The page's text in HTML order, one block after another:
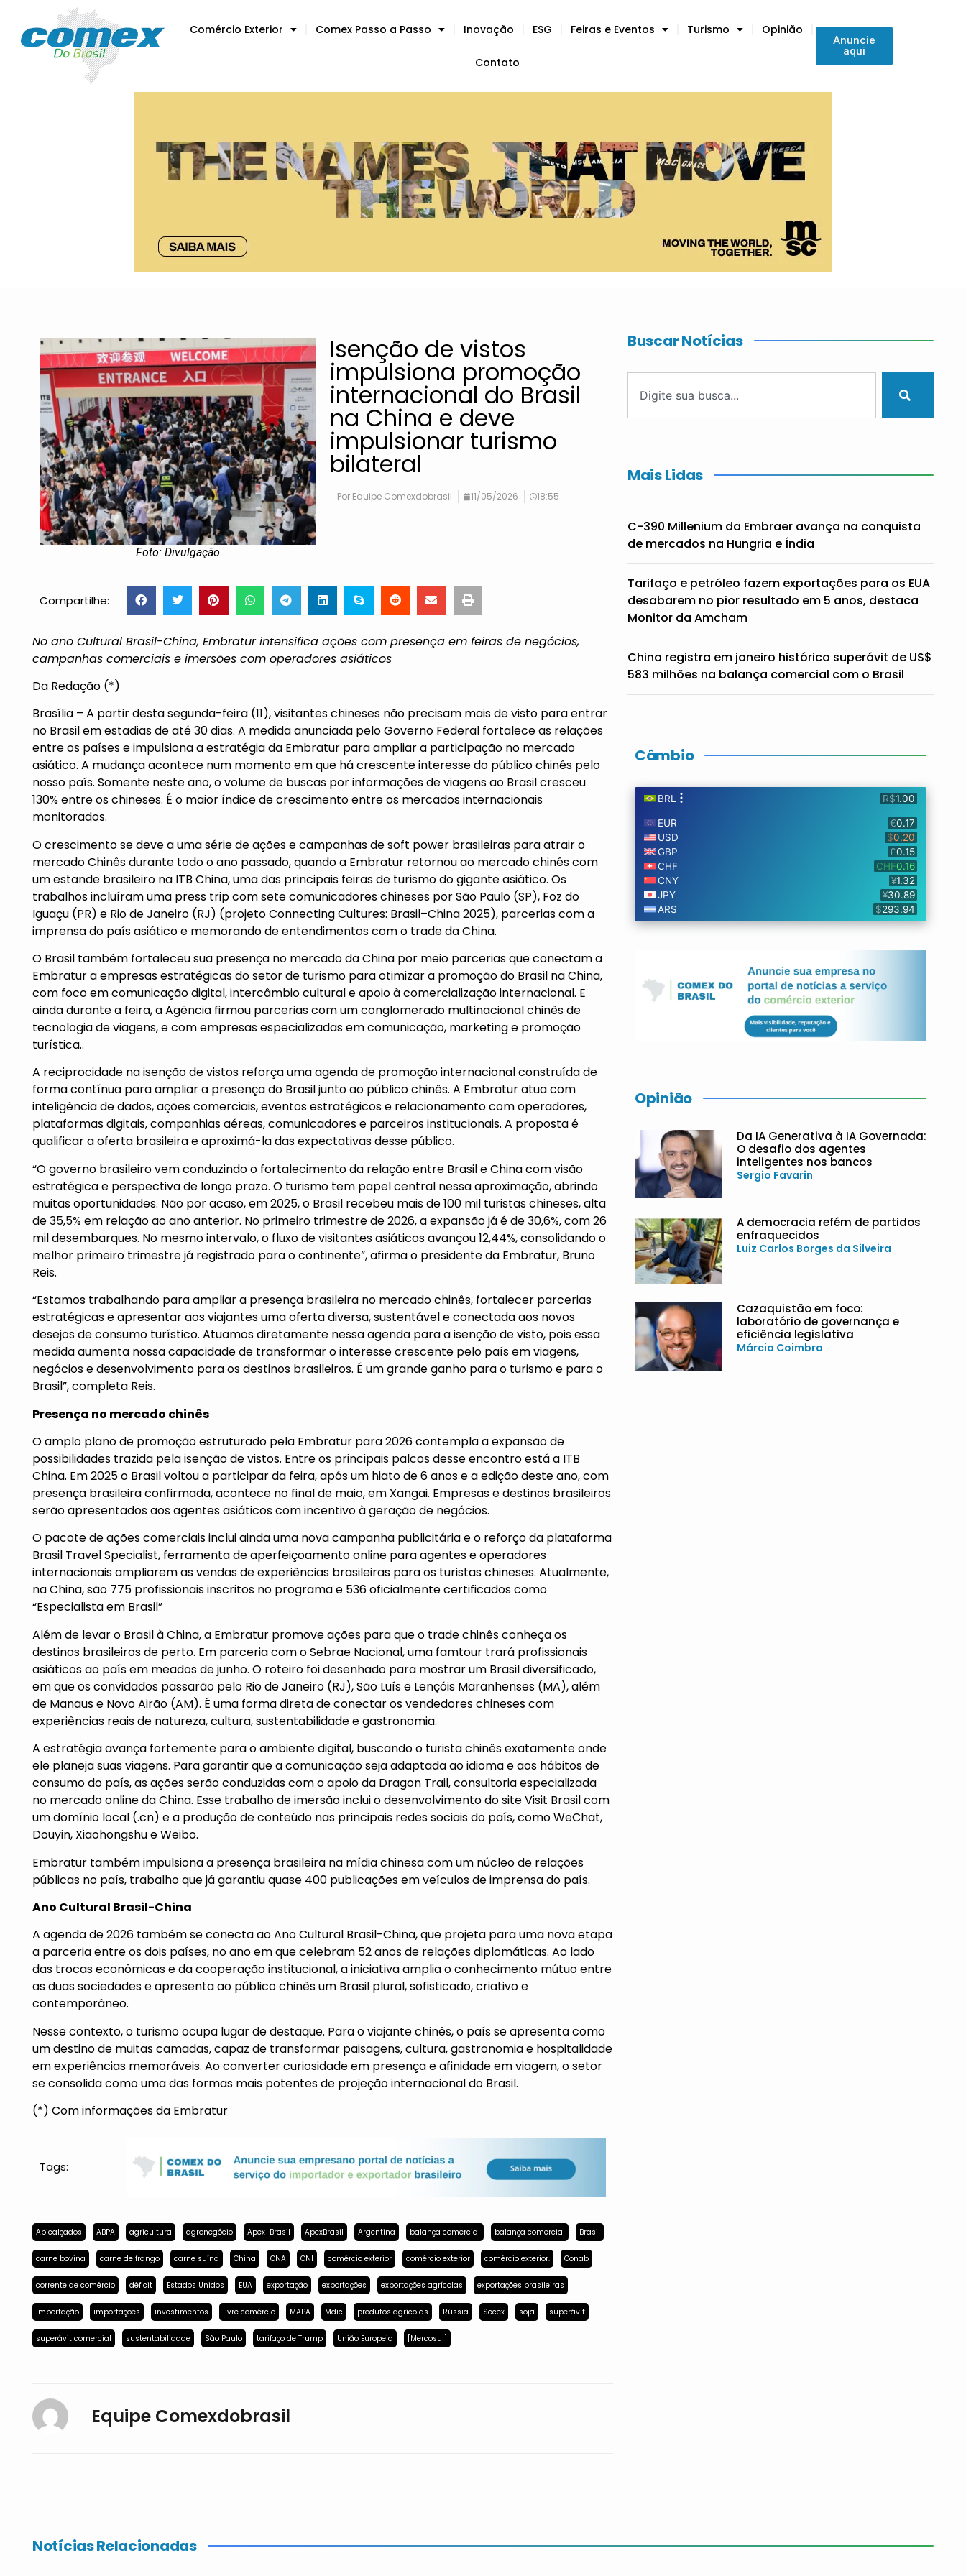
Comércio Exterior Comex Passo a Passo Inovação ESG Feiras e Eventos Turismo Opinião
Contato
Anuncie
aqui
Foto: Divulgação
Isenção de vistos
impulsiona promoção
internacional do Brasil
na China e deve
impulsionar turismo
bilateral
Por Equipe Comexdobrasil 11/05/2026 18:55
Compartilhe:
No ano Cultural Brasil-China, Embratur intensifica ações com presença em feiras de negócios,
campanhas comerciais e imersões com operadores asiáticos
Da Redação (*)
Brasília – A partir desta segunda-feira (11), visitantes chineses não precisam mais de visto para entrar
no Brasil em estadias de até 30 dias. A medida anunciada pelo Governo Federal fortalece as relações
entre os países e impulsiona a estratégia da Embratur para ampliar a participação no mercado
asiático. A mudança acontece num momento em que há crescente interesse do público chinês pelo
nosso país. Somente neste ano, o volume de buscas por informações de viagens ao Brasil cresceu
130% entre os chineses. É o maior índice de crescimento entre os mercados internacionais
monitorados.
O crescimento se deve a uma série de ações e campanhas de soft power brasileiras para atrair o
mercado Chinês durante todo o ano passado, quando a Embratur retornou ao mercado chinês com
um estande brasileiro na ITB China, uma das principais feiras de turismo do gigante asiático. Os
trabalhos incluíram uma press trip com sete comunicadores chineses por São Paulo (SP), Foz do
Iguaçu (PR) e Rio de Janeiro (RJ) (projeto Connecting Cultures: Brasil–China 2025), parcerias com a
imprensa do país asiático e memorando de entendimentos com o trade da China.
O Brasil também fortaleceu sua presença no mercado da China por meio parcerias que conectam a
Embratur a empresas estratégicas do setor de turismo para otimizar a promoção do Brasil na China,
com foco em comunicação digital, intercâmbio cultural e apoio à comercialização internacional. E
ainda durante a feira, a Agência firmou parcerias com um conglomerado multinacional chinês de
tecnologia de viagens, e com empresas especializadas em comunicação, marketing e promoção
turística..
A reciprocidade na isenção de vistos reforça uma agenda de promoção internacional construída de
forma contínua para ampliar a presença do Brasil junto ao público chinês. A Embratur atua com
inteligência de dados, ações comerciais, eventos estratégicos e relacionamento com operadores,
plataformas digitais, companhias aéreas, comunicadores e parceiros institucionais. A proposta é
qualificar a oferta brasileira e aproximá-la das expectativas desse público.
“O governo brasileiro vem conduzindo o fortalecimento da relação entre Brasil e China com visão
estratégica e perspectiva de longo prazo. O turismo tem papel central nessa aproximação, abrindo
muitas oportunidades. Não por acaso, em 2025, o Brasil recebeu mais de 100 mil turistas chineses, alta
de 35,5% em relação ao ano anterior. No primeiro trimestre de 2026, a expansão já é de 30,6%, com 26
mil desembarques. No mesmo intervalo, o fluxo de visitantes asiáticos avançou 12,44%, consolidando o
melhor primeiro trimestre já registrado para o continente”, afirma o presidente da Embratur, Bruno
Reis.
“Estamos trabalhando para ampliar a presença brasileira no mercado chinês, fortalecer parcerias
estratégicas e apresentar aos viajantes uma oferta diversa, sustentável e conectada aos novos
desejos de consumo turístico. Atuamos diretamente nessa agenda para a isenção de visto, pois essa
medida aumenta nossa capacidade de transformar o interesse crescente pelo país em viagens,
negócios e desenvolvimento para os destinos brasileiros. É um grande ganho para o turismo e para o
Brasil”, completa Reis.
Presença no mercado chinês
O amplo plano de promoção estruturado pela Embratur para 2026 contempla a expansão de
possibilidades trazida pela isenção de vistos. Entre os principais palcos desse encontro está a ITB
China. Em 2025 o Brasil voltou a participar da feira, após um hiato de 6 anos e a edição deste ano, com
presença brasileira confirmada, acontece no final de maio, em Xangai. Empresas e destinos brasileiros
serão apresentados aos agentes asiáticos com incentivo à geração de negócios.
O pacote de ações comerciais inclui ainda uma nova campanha publicitária e o reforço da plataforma
Brasil Travel Specialist, ferramenta de aperfeiçoamento online para agentes e operadores
internacionais ampliarem as vendas de experiências brasileiras para os turistas chineses. Atualmente,
na China, são 775 profissionais inscritos no programa e 536 oficialmente certificados como
“Especialista em Brasil”
Além de levar o Brasil à China, a Embratur promove ações para que o trade chinês conheça os
destinos brasileiros de perto. Em parceria com o Sebrae Nacional, uma famtour trará profissionais
asiáticos ao país em meados de junho. O roteiro foi desenhado para mostrar um Brasil diversificado,
em que os convidados passarão pelo Rio de Janeiro (RJ), São Luís e Lençóis Maranhenses (MA), além
de Manaus e Novo Airão (AM). É uma forma direta de conectar os vendedores chineses com
experiências reais de natureza, cultura, sustentabilidade e gastronomia.
A estratégia avança fortemente para o ambiente digital, buscando o turista chinês exatamente onde
ele planeja suas viagens. Para garantir que a comunicação seja adaptada ao idioma e aos hábitos de
consumo do país, as ações serão conduzidas com o apoio da Dragon Trail, consultoria especializada
no mercado online da China. Esse trabalho de imersão inclui o desenvolvimento do site Visit Brasil com
um domínio local (.cn) e a produção de conteúdo nas principais redes sociais do país, como WeChat,
Douyin, Xiaohongshu e Weibo.
Embratur também impulsiona a presença brasileira na mídia chinesa com um núcleo de relações
públicas no país, trabalho que já garantiu quase 400 publicações em veículos de imprensa do país.
Ano Cultural Brasil-China
A agenda de 2026 também se conecta ao Ano Cultural Brasil-China, que projeta para uma nova etapa
a parceria entre os dois países, no ano em que celebram 52 anos de relações diplomáticas. Ao lado
das trocas econômicas e da cooperação institucional, a iniciativa amplia o conhecimento mútuo entre
as duas sociedades e apresenta ao público chinês um Brasil plural, sofisticado, criativo e
contemporâneo.
Nesse contexto, o turismo ocupa lugar de destaque. Para o viajante chinês, o país se apresenta como
um destino de muitas camadas, capaz de transformar paisagens, cultura, gastronomia e hospitalidade
em experiências memoráveis. Ao converter curiosidade em presença e afinidade em viagem, o setor
se consolida como uma das formas mais potentes de projeção internacional do Brasil.
(*) Com informações da Embratur
Tags:
Abicalçados ABPA agricultura agronegócio Apex-Brasil ApexBrasil Argentina balança comercial balança comercial Brasil
carne bovina carne de frango carne suína China CNA CNI comércio exterior comércio exterior comércio exterior. Conab
corrente de comércio déficit Estados Unidos EUA exportação exportações exportações agrícolas exportações brasileiras
importação importações investimentos livre comércio MAPA Mdic produtos agrícolas Rússia Secex soja superávit
superávit comercial sustentabilidade São Paulo tarifaço de Trump União Europeia [Mercosul]
Equipe Comexdobrasil
Buscar Notícias
Mais Lidas
C-390 Millenium da Embraer avança na conquista
de mercados na Hungria e Índia
Tarifaço e petróleo fazem exportações para os EUA
desabarem no pior resultado em 5 anos, destaca
Monitor da Amcham
China registra em janeiro histórico superávit de US$
583 milhões na balança comercial com o Brasil
Câmbio
Opinião
Da IA Generativa à IA Governada:
O desafio dos agentes
inteligentes nos bancos
Sergio Favarin
A democracia refém de partidos
enfraquecidos
Luiz Carlos Borges da Silveira
Cazaquistão em foco:
laboratório de governança e
eficiência legislativa
Márcio Coimbra
Notícias Relacionadas